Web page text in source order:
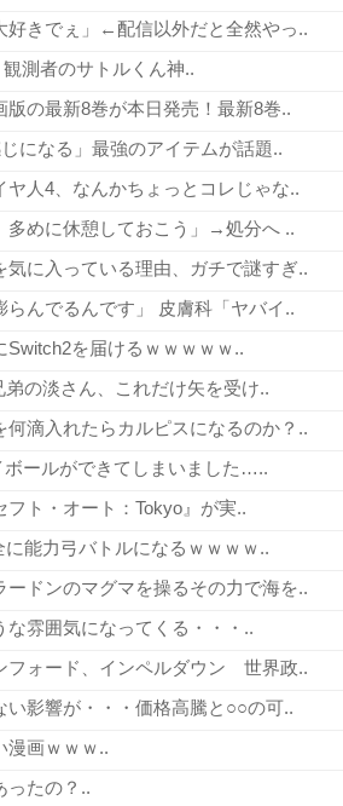
好きでぇ」←配信以外だと全然やっ..
測者のサトルくん神..
版の最新8巻が本日発売！最新8巻..
になる」最強のアイテムが話題..
ヤ人4、なんかちょっとコレじゃな..
多めに休憩しておこう」→処分へ ..
気に入っている理由、ガチで謎すぎ..
んでるんです」 皮膚科「ヤバイ..
Switch2を届けるｗｗｗｗｗ..
弟の淡さん、これだけ矢を受け..
滴入れたらカルピスになるのか？..
ボールができてしまいました…..
ト・オート：Tokyo』が実..
に能力弓バトルになるｗｗｗｗ..
ードンのマグマを操るその力で海を..
な雰囲気になってくる・・・..
フォード、インペルダウン 世界政..
い影響が・・・価格高騰と○○の可..
漫画ｗｗｗ..
ったの？..